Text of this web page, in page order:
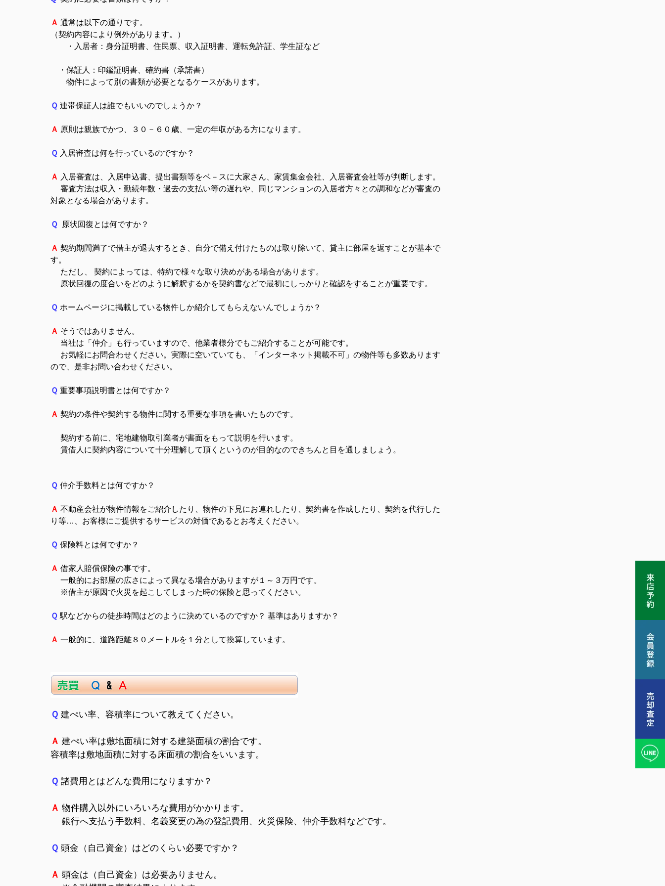
Ａ 通常は以下の通りです。
（契約内容により例外があります。）
・入居者：身分証明書、住民票、収入証明書、運転免許証、学生証など
・保証人：印鑑証明書、確約書（承諾書）
物件によって別の書類が必要となるケースがあります。
Ｑ 連帯保証人は誰でもいいのでしょうか？
Ａ 原則は親族でかつ、３０－６０歳、一定の年収がある方になります。
Ｑ 入居審査は何を行っているのですか？
Ａ 入居審査は、入居申込書、提出書類等をベ－スに大家さん、家賃集金会社、入居審査会社等が判断します。
審査方法は収入・勤続年数・過去の支払い等の遅れや、同じマンションの入居者方々との調和などが審査の
対象となる場合があります。
Ｑ 原状回復とは何ですか？
Ａ 契約期間満了で借主が退去するとき、自分で備え付けたものは取り除いて、貸主に部屋を返すことが基本で
す。
ただし、 契約によっては、特約で様々な取り決めがある場合があります。
原状回復の度合いをどのように解釈するかを契約書などで最初にしっかりと確認をすることが重要です。
Ｑ ホームページに掲載している物件しか紹介してもらえないんでしょうか？
Ａ そうではありません。
当社は「仲介」も行っていますので、他業者様分でもご紹介することが可能です。
お気軽にお問合わせください。実際に空いていても、「インターネット掲載不可」の物件等も多数あります
ので、是非お問い合わせください。
Ｑ 重要事項説明書とは何ですか？
Ａ 契約の条件や契約する物件に関する重要な事項を書いたものです。
契約する前に、宅地建物取引業者が書面をもって説明を行います。
賃借人に契約内容について十分理解して頂くというのが目的なのできちんと目を通しましょう。
Ｑ 仲介手数料とは何ですか？
Ａ 不動産会社が物件情報をご紹介したり、物件の下見にお連れしたり、契約書を作成したり、契約を代行した
り等…、お客様にご提供するサービスの対価であるとお考えください。
Ｑ 保険料とは何ですか？
Ａ 借家人賠償保険の事です。
一般的にお部屋の広さによって異なる場合がありますが１～３万円です。
※借主が原因で火災を起こしてしまった時の保険と思ってください。
Ｑ 駅などからの徒歩時間はどのように決めているのですか？ 基準はありますか？
Ａ 一般的に、道路距離８０メートルを１分として換算しています。
Ｑ 建ぺい率、容積率について教えてください。
Ａ 建ぺい率は敷地面積に対する建築面積の割合です。
容積率は敷地面積に対する床面積の割合をいいます。
Ｑ 諸費用とはどんな費用になりますか？
Ａ 物件購入以外にいろいろな費用がかかります。
銀行へ支払う手数料、名義変更の為の登記費用、火災保険、仲介手数料などです。
Ｑ 頭金（自己資金）はどのくらい必要ですか？
Ａ 頭金は（自己資金）は必要ありません。